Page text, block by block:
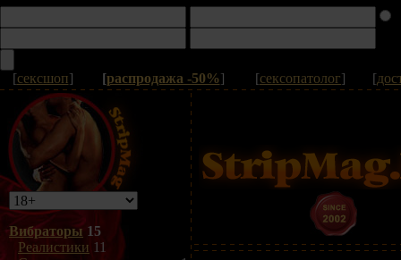
[сексшоп] [распродажа -50%] [сексопатолог] [
Вибраторы 15
Реалистики 11